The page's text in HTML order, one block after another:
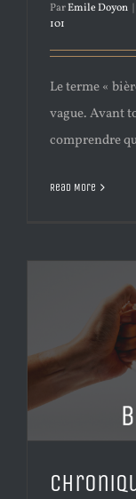
ParEmile Doyon
101
Le terme «
vague. Avant
comprendre
Read More